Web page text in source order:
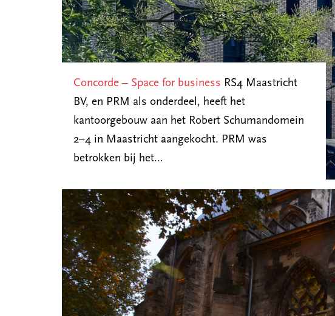
Concorde – Space for business RS4 Maastricht
BV, en PRM als onderdeel, heeft het
kantoorgebouw aan het Robert Schumandomein
2–4 in Maastricht aangekocht. PRM was
betrokken bij het…